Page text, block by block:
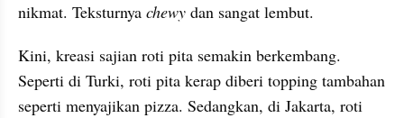
nikmat. Teksturnya chewy dan sangat lembut.
Kini, kreasi sajian roti pita semakin berkembang.
Seperti di Turki, roti pita kerap diberi topping tambahan
seperti menyajikan pizza. Sedangkan, di Jakarta, roti